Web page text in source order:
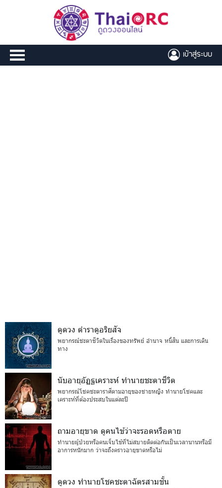
เข้าสู่ระบบ
ดูดวง ตำราดูอริยสัจ
พยากรณ์ชะตาชีวิตในเรื่องของทรัพย์ อำนาจ หนี้สิน และการเดิน
ทาง
นับอายุอัฏฐเคราะห์ ทำนายชะตาชีวิต
พยากรณ์โชคชะตาราศีตามอายุของชายหญิง ทำนายโชคและ
เคราะห์ที่ต้องประสบในแต่ละปี
ถามอายุขาด ดูคนไข้ว่าจะรอดหรือตาย
ทำนายผู้ป่วยหรือคนเจ็บไข้ที่ไม่สบายติดต่อกันเป็นเวลานานหรือมี
อาการหนักมาก ว่าจะถึงคราวอายุขาดหรือไม่
ดูดวง ทำนายโชคชะตาฉัตรสามชั้น